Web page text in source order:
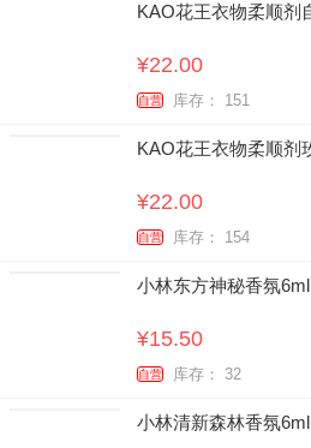
KAO花王衣物柔顺剂
¥22.00
自营 库存： 151
KAO花王衣物柔顺剂
¥22.00
自营 库存： 154
小林东方神秘香氛6ml
¥15.50
自营 库存： 32
小林清新森林香氛6ml